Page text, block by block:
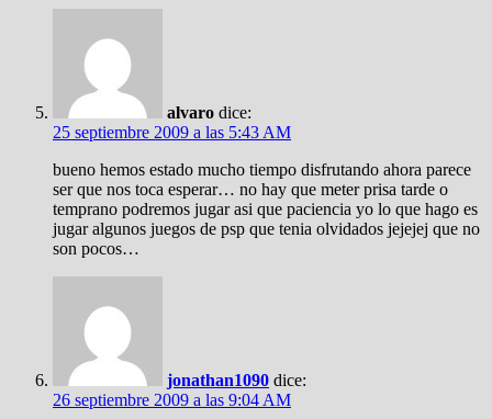
alvaro dice:
25 septiembre 2009 a las 5:43 AM
bueno hemos estado mucho tiempo disfrutando ahora parece
ser que nos toca esperar… no hay que meter prisa tarde o
temprano podremos jugar asi que paciencia yo lo que hago es
jugar algunos juegos de psp que tenia olvidados jejejej que no
son pocos…
jonathan1090 dice:
26 septiembre 2009 a las 9:04 AM